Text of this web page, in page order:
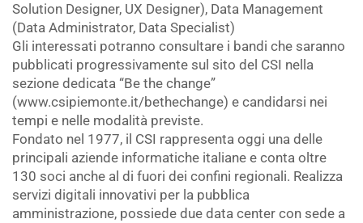
Solution Designer, UX Designer), Data Management
(Data Administrator, Data Specialist)
Gli interessati potranno consultare i bandi che saranno
pubblicati progressivamente sul sito del CSI nella
sezione dedicata “Be the change”
(www.csipiemonte.it/bethechange) e candidarsi nei
tempi e nelle modalità previste.
Fondato nel 1977, il CSI rappresenta oggi una delle
principali aziende informatiche italiane e conta oltre
130 soci anche al di fuori dei confini regionali. Realizza
servizi digitali innovativi per la pubblica
amministrazione, possiede due data center con sede a